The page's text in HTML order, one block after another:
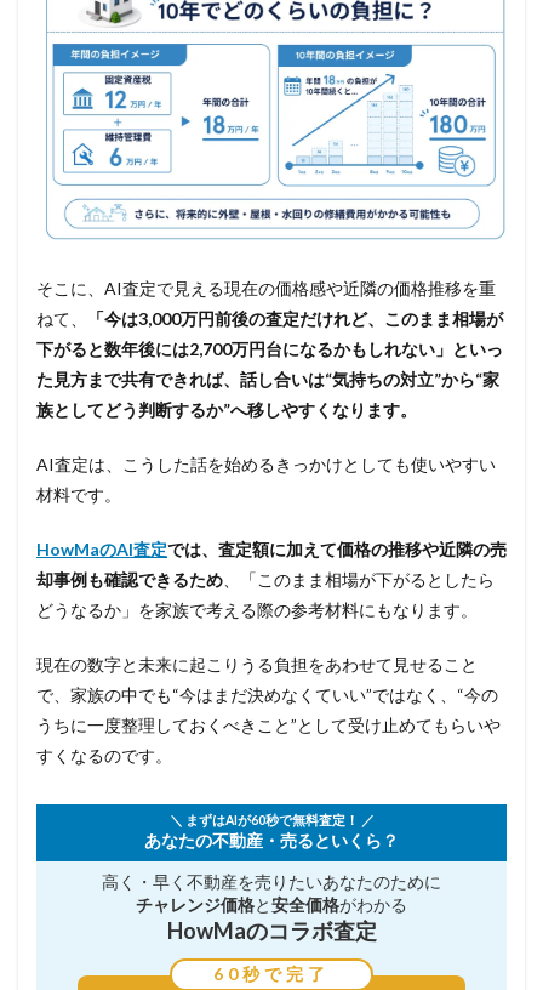
そこに、AI査定で見える現在の価格感や近隣の価格推移を重
ねて、
「今は3,000万円前後の査定だけれど、このまま相場が
下がると数年後には2,700万円台になるかもしれない」といっ
た見方まで共有できれば、話し合いは“気持ちの対立”から“家
族としてどう判断するか”へ移しやすくなります。
AI査定は、こうした話を始めるきっかけとしても使いやすい
材料です。
HowMaのAI査定では、査定額に加えて価格の推移や近隣の売
却事例も確認できるため 、「このまま相場が下がるとしたら
どうなるか」を家族で考える際の参考材料にもなります。
現在の数字と未来に起こりうる負担をあわせて見せること
で、家族の中でも“今はまだ決めなくていい”ではなく、“今の
うちに一度整理しておくべきこと”として受け止めてもらいや
すくなるのです。
＼ まずはAIが60秒で無料査定！ ／
あなたの不動産・売るといくら？
高く・早く不動産を売りたいあなたのために
チャレンジ価格と安全価格がわかる
HowMaのコラボ査定
60秒で完了